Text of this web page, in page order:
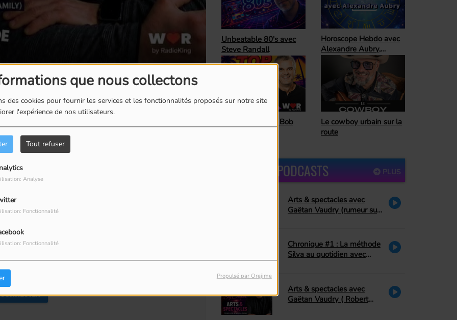
que nous collectons
des cookies pour fournir les services et les fonctionnalités proposés sur notre site
l'expérience de nos utilisateurs.
Tout refuser
Analyse
Fonctionnalité
Fonctionnalité
Propulsé par Orejime
à 9h30 dans
commenter cet article
Unbeatable 80's avec
Steve Randall
Horoscope Hebdo avec
Alexandre Aubry,
astrologue
Le cowboy urbain sur la
Ready For The
Weekend
Horoscope Hebdo avec
Alexandre Aubry,
PLUS
DERNIERS PODCASTS
Arts & spectacles avec
Gaëtan Vaudry (rumeur sur
Chronique #1 : La méthode
Silva au quotidien avec
Arts & spectacles avec
Gaëtan Vaudry ( Robert